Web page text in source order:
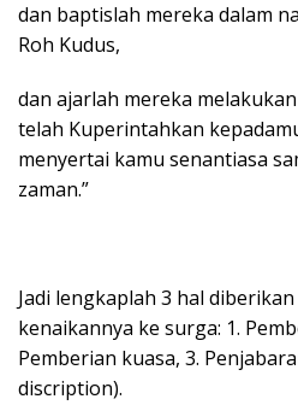
dan baptislah mereka dalam
Roh Kudus,
dan ajarlah mereka
telah Kuperintahkan
menyertai kamu senantiasa
zaman.”
Jadi lengkaplah 3 hal
kenaikannya ke surga: 1.
Pemberian kuasa, 3.
discription).